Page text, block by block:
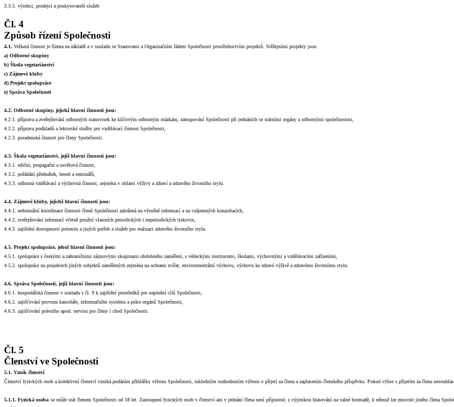
3.3.5. výrobci, prodejci a poskytovatelé služeb
Čl. 4
Způsob řízení Společnosti
4.1. Veškerá činnost je řízena na základě a v souladu se Stanovami a Organizačním řádem Společnosti prostřednictvím projektů. Stěžejními projekty jsou:
a) Odborné skupiny
b) Škola vegetariánství
c) Zájmové kluby
d) Projekt spolupráce
e) Správa Společnosti
4.2. Odborné skupiny, jejichž hlavní činnosti jsou:
4.2.1. příprava a zveřejňování odborných stanovisek ke klíčovým odborným otázkám, zastupování Společnosti při jednáních se státními orgány a odbornými společnostmi,
4.2.2. příprava podkladů a lektorské služby pro vzdělávací činnost Společnosti,
4.2.3. poradenská činnost pro členy Společnosti.
4.3. Škola vegetariánství, jejíž hlavní činnosti jsou:
4.3.1. ediční, propagační a osvětová činnost,
4.3.2. pořádání přednášek, besed a seminářů,
4.3.3. odborná vzdělávací a výchovná činnost, zejména v oblasti výživy a zdraví a zdravého životního stylu.
4.4. Zájmové kluby, jejichž hlavní činnosti jsou:
4.4.1. neformální koordinace činnosti členů Společnosti založená na výměně informací a na vzájemných konzultacích,
4.4.2. zveřejňování informací včetně použití vlastních periodických i neperiodických tiskovin,
4.4.3. zajištění dostupnosti potravin a jiných potřeb a služeb pro realizaci zdravého životního stylu.
4.5. Projekt spolupráce, jehož hlavní činnosti jsou:
4.5.1. spolupráce s českými a zahraničními zájmovými skupinami obdobného zaměření, s vědeckými institucemi, školami, výchovnými a vzdělávacími zařízeními,
4.5.2. spolupráce na projektech jiných subjektů zaměřených zejména na ochranu zvířat, environmentální výchovu, výchovu ke zdravé výživě a zdravému životnímu stylu.
4.6. Správa Společnosti, jejíž hlavní činnosti jsou:
4.6.1. hospodářská činnost v souladu s čl. 9 k zajištění prostředků pro naplnění cílů Společnosti,
4.6.2. zajišťování provozu kanceláře, informačního systému a práce orgánů Společnosti,
4.6.3. zajišťování právního apod. servisu pro členy i chod Společnosti.
Čl. 5
Členství ve Společnosti
5.1. Vznik členství
Členství fyzických osob a kolektivní členství vzniká podáním přihlášky výboru Společnosti, následným rozhodnutím výboru o přijetí za člena a zaplacením členského příspěvku. Pokud výbor s přijetím za člena
5.1.1. Fyzická osoba se může stát členem Společnosti od 18 let. Zastoupení fyzických osob v členství ani v jednání člena není přípustné, s výjimkou hlasování na valné hromadě, k němuž lze zmocnit jiného člena